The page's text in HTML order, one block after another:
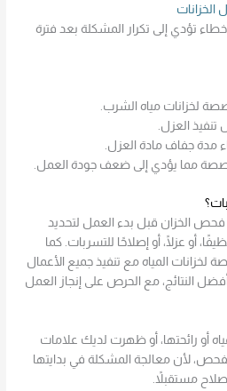
تؤدي إلى تكرار المشكلة بعد فترة
لخزانات مياه الشرب.
العزل.
مدة جفاف مادة العزل.
مما يؤدي إلى ضعف جودة العمل.
فحص الخزان قبل بدء العمل لتحديد
أو عزلًا، أو إصلاحًا للتسربات. كما
المياه مع تنفيذ جميع الأعمال
مع الحرص على إنجاز العمل
أو رائحتها، أو ظهرت لديك علامات
لأن معالجة المشكلة في بدايتها
مستقبلاً.